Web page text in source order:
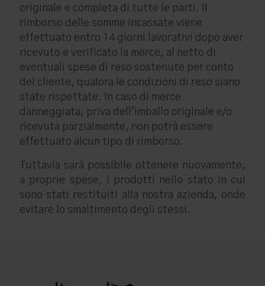
originale e completa di tutte le parti. Il
rimborso delle somme incassate viene
effettuato entro 14 giorni lavorativi dopo aver
ricevuto e verificato la merce, al netto di
eventuali spese di reso sostenute per conto
del cliente, qualora le condizioni di reso siano
state rispettate. In caso di merce
danneggiata, priva dell'imballo originale e/o
ricevuta parzialmente, non potrà essere
effettuato alcun tipo di rimborso.
Tuttavia sarà possibile ottenere nuovamente,
a proprie spese, i prodotti nello stato in cui
sono stati restituiti alla nostra azienda, onde
evitare lo smaltimento degli stessi.